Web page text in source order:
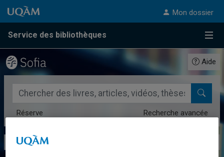
Passer au contenu
Accéder au menu principal
Accéder à la recherche
Passer au contenu
Accéder au menu principal
Mon dossier
Service des bibliothèques
Aide
Rechercher dans le catalogue des bibliothèques de l'UQAM
Réserve Recherche avancée
Bases de données